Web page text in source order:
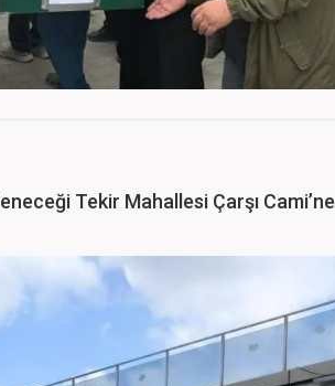
Tekir Mahallesi Çarşı Cami’ne